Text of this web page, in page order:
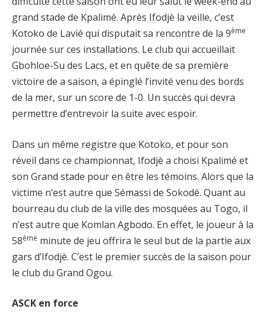
grand stade de Kpalimé. Après Ifodjè la veille, c’est
Kotoko de Lavié qui disputait sa rencontre de la 9ème
journée sur ces installations. Le club qui accueillait
Gbohloe-Su des Lacs, et en quête de sa première
victoire de a saison, a épinglé l’invité venu des bords
de la mer, sur un score de 1-0. Un succès qui devra
permettre d’entrevoir la suite avec espoir.
Dans un même registre que Kotoko, et pour son
réveil dans ce championnat, Ifodjè a choisi Kpalimé et
son Grand stade pour en être les témoins. Alors que la
victime n’est autre que Sémassi de Sokodé. Quant au
bourreau du club de la ville des mosquées au Togo, il
n’est autre que Komlan Agbodo. En effet, le joueur à la
58ème minute de jeu offrira le seul but de la partie aux
gars d’Ifodjè. C’est le premier succès de la saison pour
le club du Grand Ogou.
ASCK en force